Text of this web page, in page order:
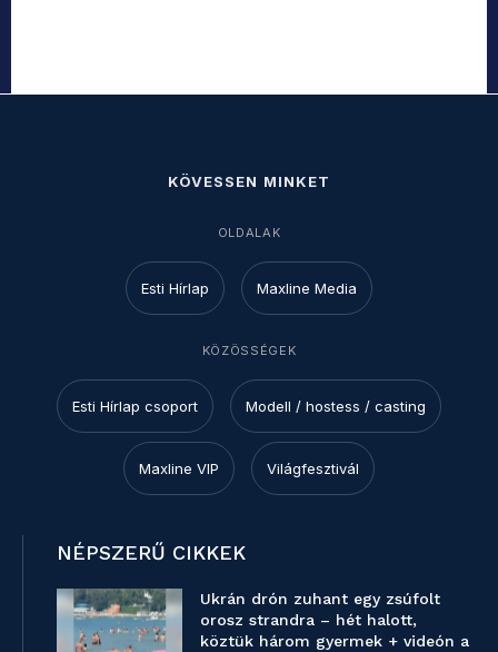
KÖVESSEN MINKET
OLDALAK
Esti Hírlap Maxline Media
KÖZÖSSÉGEK
Esti Hírlap csoport Modell / hostess / casting
Maxline VIP Világfesztivál
NÉPSZERŰ CIKKEK
Ukrán drón zuhant egy zsúfolt
orosz strandra – hét halott,
köztük három gyermek + videón a